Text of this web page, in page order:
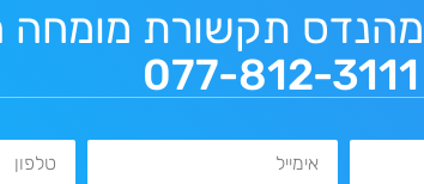
מהנדס תקשורת
077-812-3111
אימייל טלפון